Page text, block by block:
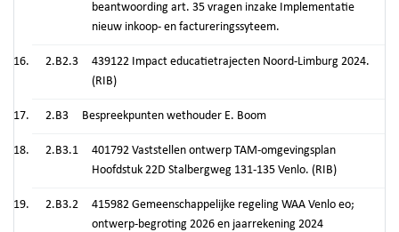
beantwoording art. 35 vragen inzake Implementatie
nieuw inkoop- en factureringssyteem.
2.B2.3
439122 Impact educatietrajecten Noord-Limburg 2024.
(RIB)
2.B3 Bespreekpunten wethouder E. Boom
2.B3.1
401792 Vaststellen ontwerp TAM-omgevingsplan
Hoofdstuk 22D Stalbergweg 131-135 Venlo. (RIB)
2.B3.2
415982 Gemeenschappelijke regeling WAA Venlo eo;
ontwerp-begroting 2026 en jaarrekening 2024